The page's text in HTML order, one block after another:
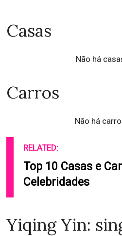
Casas
Não há
Carros
Não há
RELATED:
Top 10 Casas e
Celebridades
Yiqing Yin: